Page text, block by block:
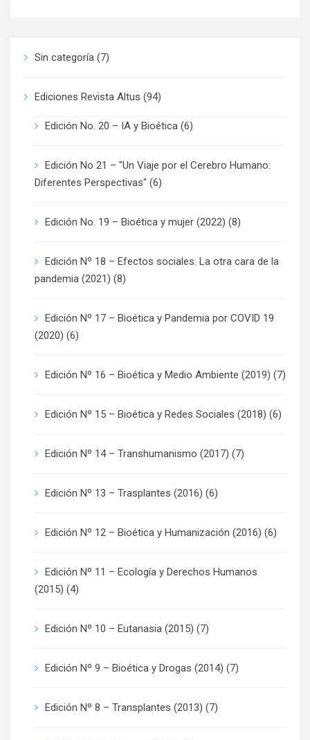
Sin categoría (7)
Ediciones Revista Altus (94)
Edición No. 20 – IA y Bioética (6)
Edición No 21 – "Un Viaje por el Cerebro Humano:
Diferentes Perspectivas" (6)
Edición No. 19 – Bioética y mujer (2022) (8)
Edición Nº 18 – Efectos sociales. La otra cara de la
pandemia (2021) (8)
Edición Nº 17 – Bioética y Pandemia por COVID 19
(2020) (6)
Edición Nº 16 – Bioética y Medio Ambiente (2019) (7)
Edición Nº 15 – Bioética y Redes Sociales (2018) (6)
Edición Nº 14 – Transhumanismo (2017) (7)
Edición Nº 13 – Trasplantes (2016) (6)
Edición Nº 12 – Bioética y Humanización (2016) (6)
Edición Nº 11 – Ecología y Derechos Humanos
(2015) (4)
Edición Nº 10 – Eutanasia (2015) (7)
Edición Nº 9 – Bioética y Drogas (2014) (7)
Edición Nº 8 – Transplantes (2013) (7)